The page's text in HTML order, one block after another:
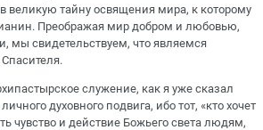
в великую тайну освящения мира, к которому
Преображая мир добром и любовью,
мы свидетельствуем, что являемся
служение, как я уже сказал
духовного подвига, ибо тот, «кто хочет
чувство и действие Божьего света людям,